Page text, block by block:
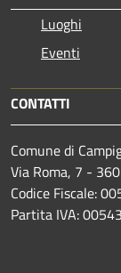
Luoghi
Eventi
CONTATTI
Comune di
Via Roma, 7 -
Codice Fiscale:
Partita IVA: